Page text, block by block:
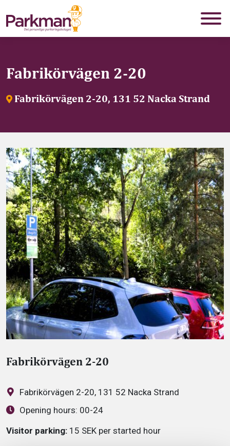
Fabrikörvägen 2-20
Fabrikörvägen 2-20, 131 52 Nacka Strand
Fabrikörvägen 2-20
Fabrikörvägen 2-20, 131 52 Nacka Strand
Opening hours: 00-24
Visitor parking: 15 SEK per started hour